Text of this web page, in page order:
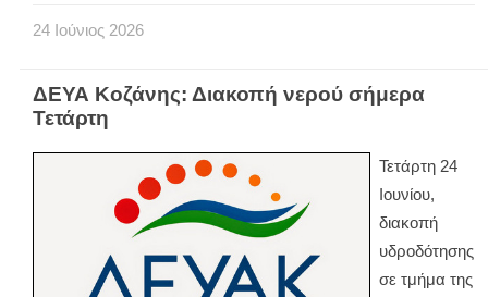
24 Ιούνιος 2026
ΔΕΥΑ Κοζάνης: Διακοπή νερού σήμερα
Τετάρτη
Τετάρτη 24
Ιουνίου,
διακοπή
υδροδότησης
σε τμήμα της